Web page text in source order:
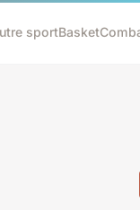
sportBasket